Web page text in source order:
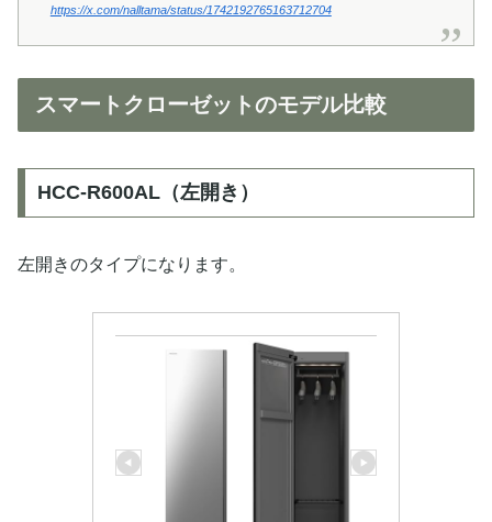
https://x.com/nalltama/status/1742192765163712704
スマートクローゼットのモデル比較
HCC-R600AL（左開き）
左開きのタイプになります。